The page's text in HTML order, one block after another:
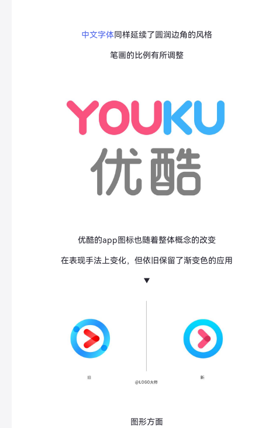
中文字体同样延续了圆润边角的风格
笔画的比例有所调整
优酷的app图标也随着整体概念的改变
在表现手法上变化，但依旧保留了渐变色的应用
▼
图形方面